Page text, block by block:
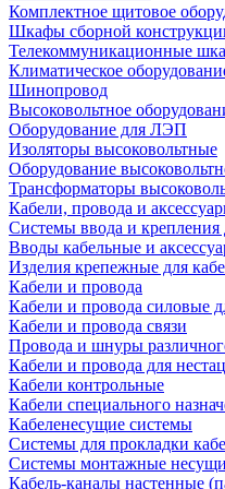
Комплектное щитовое
Шкафы сборной
Телекоммуникационные
Климатическое
Шинопровод
Высоковольтное
Оборудование для ЛЭП
Изоляторы высоковольтные
Оборудование
Трансформаторы
Кабели, провода и
Системы ввода и крепления
Вводы кабельные и
Изделия крепежные для
Кабели и провода
Кабели и провода силовые
Кабели и провода связи
Провода и шнуры
Кабели и провода для
Кабели контрольные
Кабели специального
Кабеленесущие системы
Системы для прокладки
Системы монтажные
Кабель-каналы настенные